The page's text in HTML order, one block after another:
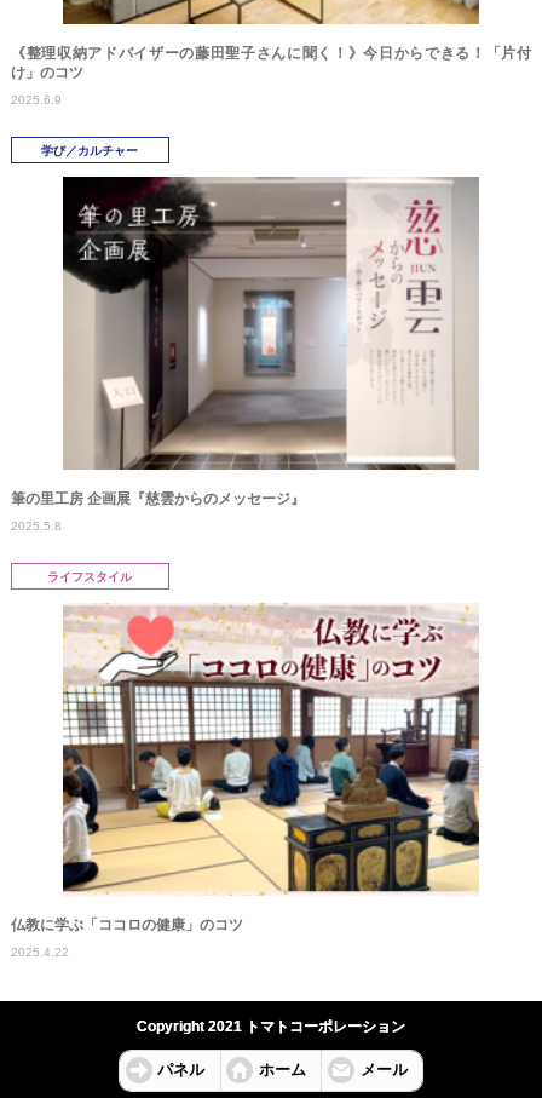
《整理収納アドバイザーの藤田聖子さんに聞く！》今日からできる！「片付
け」のコツ
2025.6.9
学び／カルチャー
筆の里工房 企画展『慈雲からのメッセージ』
2025.5.8
ライフスタイル
仏教に学ぶ「ココロの健康」のコツ
2025.4.22
Copyright 2021 トマトコーポレーション
パネル ホーム メール